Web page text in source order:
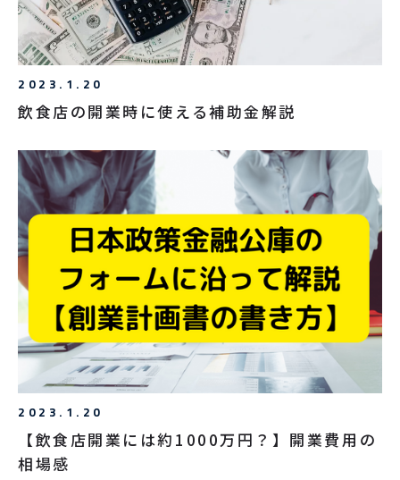
2023.1.20
飲食店の開業時に使える補助金解説
2023.1.20
【飲食店開業には約1000万円？】開業費用の
相場感